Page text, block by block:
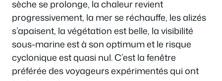
sèche se prolonge, la chaleur revient
progressivement, la mer se réchauffe, les alizés
s’apaisent, la végétation est belle, la visibilité
sous-marine est à son optimum et le risque
cyclonique est quasi nul. C’est la fenêtre
préférée des voyageurs expérimentés qui ont